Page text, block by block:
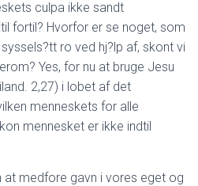
culpa ikke sandt
fortil? Hvorfor er se noget, som
ro ved hj?lp af, skont vi
Yes, for nu at bruge Jesu
2,27) i lobet af det
menneskets for alle
mennesket er ikke indtil
at medfore gavn i vores eget og